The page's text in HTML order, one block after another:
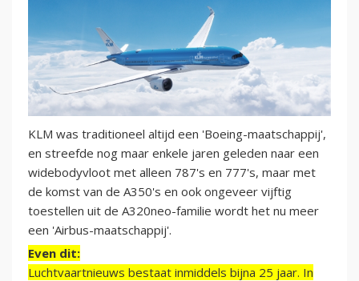
KLM was traditioneel altijd een 'Boeing-maatschappij',
en streefde nog maar enkele jaren geleden naar een
widebodyvloot met alleen 787's en 777's, maar met
de komst van de A350's en ook ongeveer vijftig
toestellen uit de A320neo-familie wordt het nu meer
een 'Airbus-maatschappij'.
Even dit:
Luchtvaartnieuws bestaat inmiddels bijna 25 jaar. In